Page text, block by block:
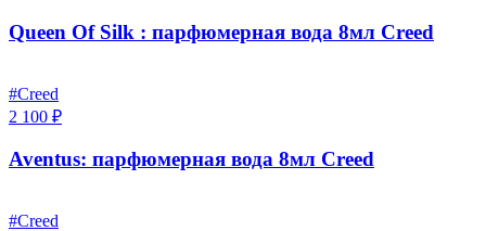
Queen Of Silk : парфюмерная вода 8мл Creed
#Creed
2 100 ₽
Aventus: парфюмерная вода 8мл Creed
#Creed